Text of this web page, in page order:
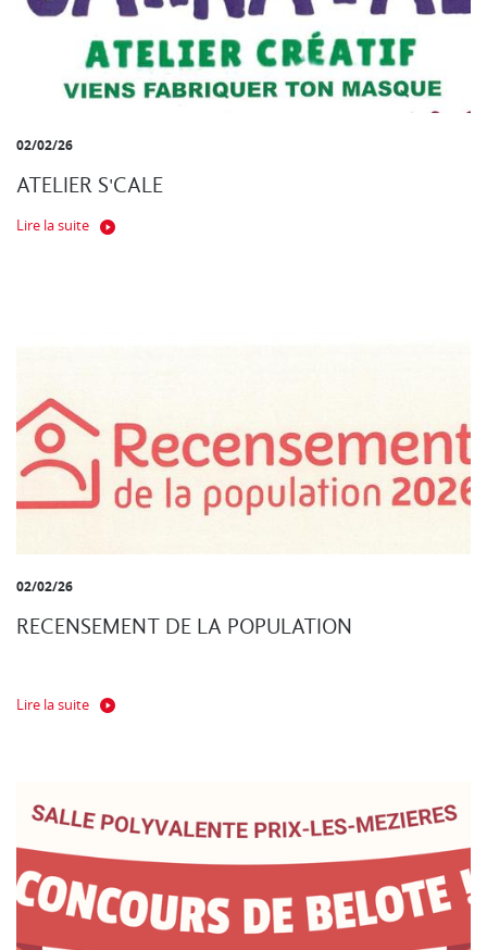
02/02/26
ATELIER S'CALE
Lire la suite
02/02/26
RECENSEMENT DE LA POPULATION
Lire la suite